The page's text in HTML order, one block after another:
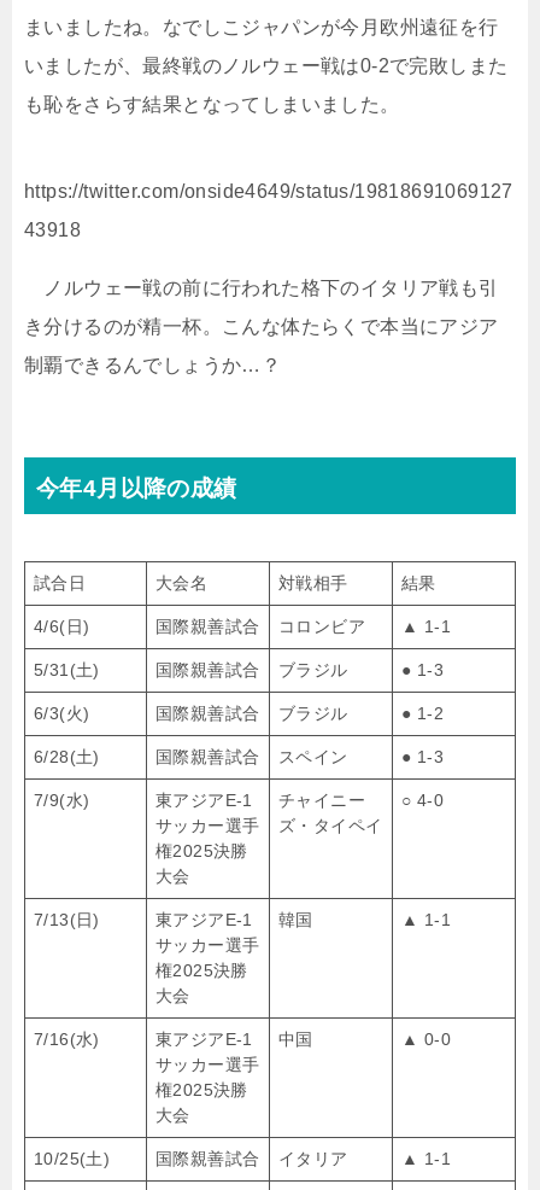
まいましたね。なでしこジャパンが今月欧州遠征を行
いましたが、最終戦のノルウェー戦は0-2で完敗しまた
も恥をさらす結果となってしまいました。
https://twitter.com/onside4649/status/19818691069127
43918
ノルウェー戦の前に行われた格下のイタリア戦も引
き分けるのが精一杯。こんな体たらくで本当にアジア
制覇できるんでしょうか…？
今年4月以降の成績
試合日 大会名 対戦相手 結果
4/6(日) 国際親善試合 コロンビア ▲ 1-1
5/31(土) 国際親善試合 ブラジル ● 1-3
6/3(火) 国際親善試合 ブラジル ● 1-2
6/28(土) 国際親善試合 スペイン ● 1-3
7/9(水)
東アジアE-1
サッカー選手
権2025決勝
大会
チャイニー
ズ・タイペイ
○ 4-0
7/13(日)
東アジアE-1
サッカー選手
権2025決勝
大会
韓国 ▲ 1-1
7/16(水)
東アジアE-1
サッカー選手
権2025決勝
大会
中国 ▲ 0-0
10/25(土) 国際親善試合 イタリア ▲ 1-1